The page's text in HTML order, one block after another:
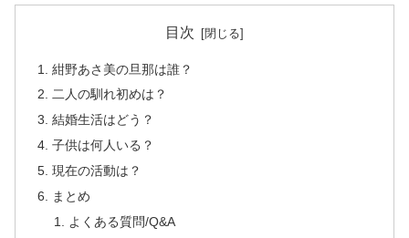
目次
紺野あさ美の旦那は誰？
二人の馴れ初めは？
結婚生活はどう？
子供は何人いる？
現在の活動は？
まとめ
よくある質問/Q&A